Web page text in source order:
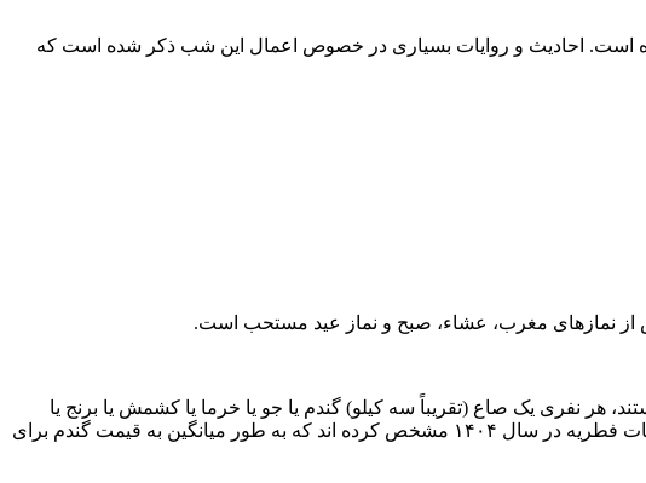
است. احادیث و روایات بسیاری در خصوص اعمال این شب ذکر شده است که
" پس از نمازهای مغرب، عشاء، صبح و نماز عید مستحب است.
هر نفری یک صاع (تقریباً سه کیلو) گندم یا جو یا خرما یا کشمش یا برنج یا
ذرت و مانند این ها به مستحق بدهد و اگر پول یکی از این ها را هم بدهد کافی است.هر یک از آیات عظام مبلغ خاصی را برای زکات فطریه در سال ۱۴۰۴ مشخص کرده اند که به طور میانگین به قیمت گندم برای